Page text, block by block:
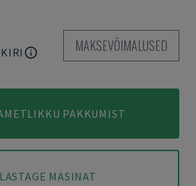
MAKSEVÕIMALUSED
PAKKUMIST
MASINAT